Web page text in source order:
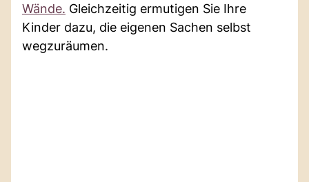
Wände. Gleichzeitig ermutigen Sie Ihre
Kinder dazu, die eigenen Sachen selbst
wegzuräumen.